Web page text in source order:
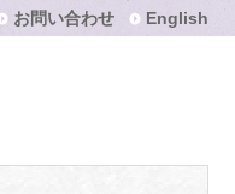
お問い合わせ English